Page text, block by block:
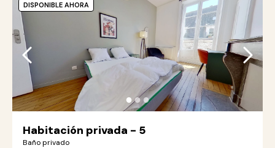
●●●
Habitación privada - 5
Baño privado
DISPONIBLE AHORA